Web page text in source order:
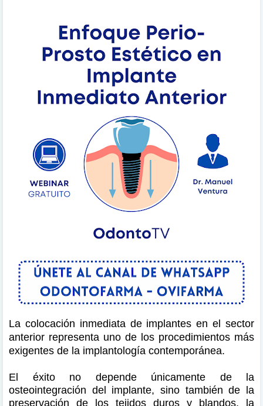
La colocación inmediata de implantes en el sector
anterior representa uno de los procedimientos más
exigentes de la implantología contemporánea.
El éxito no depende únicamente de la
osteointegración del implante, sino también de la
preservación de los tejidos duros y blandos, la